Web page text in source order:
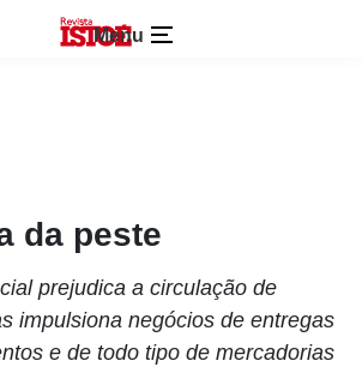
Menu
da peste
prejudica a circulação de
impulsiona negócios de entregas
e de todo tipo de mercadorias